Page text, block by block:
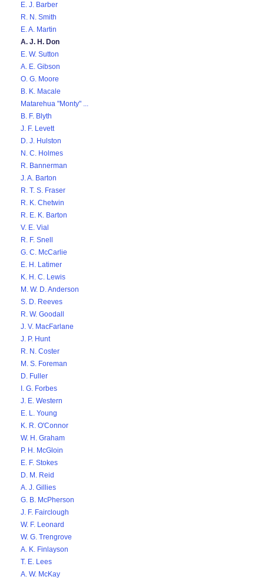
E. J. Barber
R. N. Smith
E. A. Martin
A. J. H. Don
E. W. Sutton
A. E. Gibson
O. G. Moore
B. K. Macale
Matarehua "Monty" ...
B. F. Blyth
J. F. Levett
D. J. Hulston
N. C. Holmes
R. Bannerman
J. A. Barton
R. T. S. Fraser
R. K. Chetwin
R. E. K. Barton
V. E. Vial
R. F. Snell
G. C. McCarlie
E. H. Latimer
K. H. C. Lewis
M. W. D. Anderson
S. D. Reeves
R. W. Goodall
J. V. MacFarlane
J. P. Hunt
R. N. Coster
M. S. Foreman
D. Fuller
I. G. Forbes
J. E. Western
E. L. Young
K. R. O'Connor
W. H. Graham
P. H. McGloin
E. F. Stokes
D. M. Reid
A. J. Gillies
G. B. McPherson
J. F. Fairclough
W. F. Leonard
W. G. Trengrove
A. K. Finlayson
T. E. Lees
A. W. McKay